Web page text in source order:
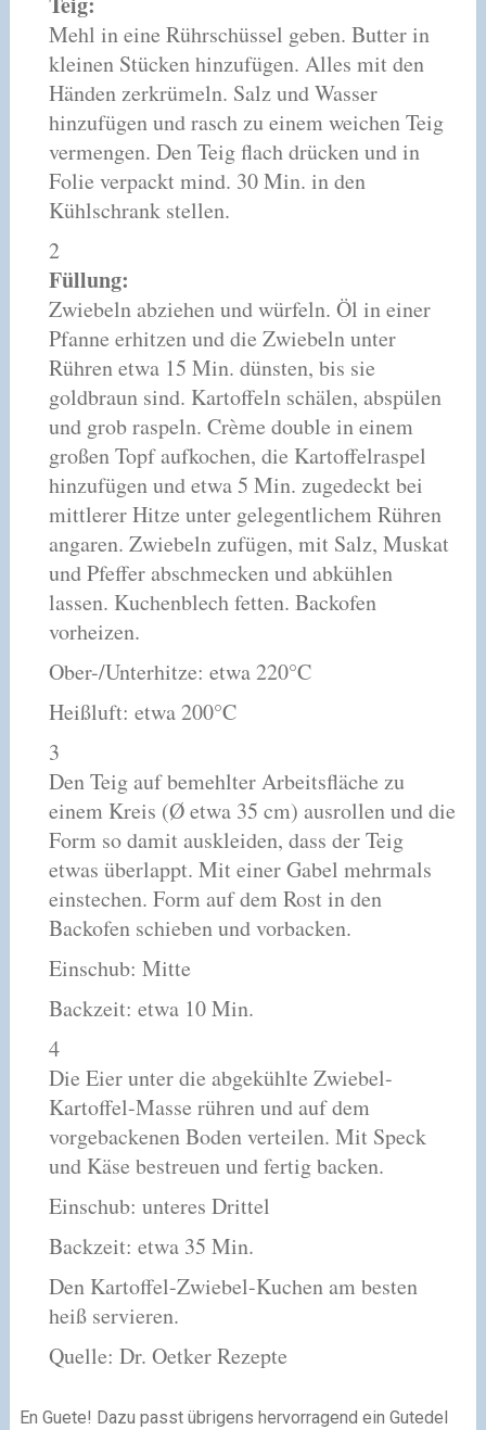
Mehl in eine Rührschüssel geben. Butter in
kleinen Stücken hinzufügen. Alles mit den
Händen zerkrümeln. Salz und Wasser
hinzufügen und rasch zu einem weichen Teig
vermengen. Den Teig flach drücken und in
Folie verpackt mind. 30 Min. in den
Kühlschrank stellen.
2
Füllung:
Zwiebeln abziehen und würfeln. Öl in einer
Pfanne erhitzen und die Zwiebeln unter
Rühren etwa 15 Min. dünsten, bis sie
goldbraun sind. Kartoffeln schälen, abspülen
und grob raspeln. Crème double in einem
großen Topf aufkochen, die Kartoffelraspel
hinzufügen und etwa 5 Min. zugedeckt bei
mittlerer Hitze unter gelegentlichem Rühren
angaren. Zwiebeln zufügen, mit Salz, Muskat
und Pfeffer abschmecken und abkühlen
lassen. Kuchenblech fetten. Backofen
vorheizen.
Ober-/Unterhitze: etwa 220°C
Heißluft: etwa 200°C
3
Den Teig auf bemehlter Arbeitsfläche zu
einem Kreis (Ø etwa 35 cm) ausrollen und die
Form so damit auskleiden, dass der Teig
etwas überlappt. Mit einer Gabel mehrmals
einstechen. Form auf dem Rost in den
Backofen schieben und vorbacken.
Einschub: Mitte
Backzeit: etwa 10 Min.
4
Die Eier unter die abgekühlte Zwiebel-
Kartoffel-Masse rühren und auf dem
vorgebackenen Boden verteilen. Mit Speck
und Käse bestreuen und fertig backen.
Einschub: unteres Drittel
Backzeit: etwa 35 Min.
Den Kartoffel-Zwiebel-Kuchen am besten
heiß servieren.
Quelle: Dr. Oetker Rezepte
En Guete! Dazu passt übrigens hervorragend ein Gutedel